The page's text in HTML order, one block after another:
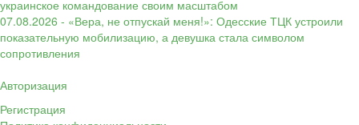
украинское командование своим масштабом
07.08.2026 - «Вера, не отпускай меня!»: Одесские ТЦК устроили
показательную мобилизацию, а девушка стала символом
сопротивления
Авторизация
Регистрация